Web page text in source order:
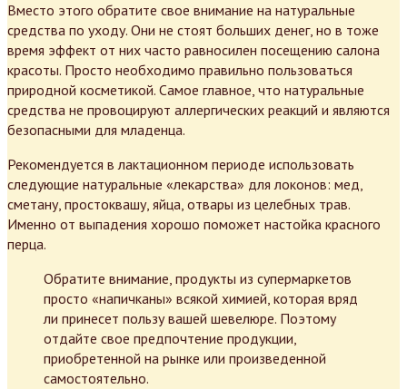
Вместо этого обратите свое внимание на натуральные
средства по уходу. Они не стоят больших денег, но в тоже
время эффект от них часто равносилен посещению салона
красоты. Просто необходимо правильно пользоваться
природной косметикой. Самое главное, что натуральные
средства не провоцируют аллергических реакций и являются
безопасными для младенца.
Рекомендуется в лактационном периоде использовать
следующие натуральные «лекарства» для локонов: мед,
сметану, простоквашу, яйца, отвары из целебных трав.
Именно от выпадения хорошо поможет настойка красного
перца.
Обратите внимание, продукты из супермаркетов
просто «напичканы» всякой химией, которая вряд
ли принесет пользу вашей шевелюре. Поэтому
отдайте свое предпочтение продукции,
приобретенной на рынке или произведенной
самостоятельно.